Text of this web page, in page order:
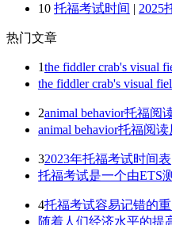
10 托福考试时间 | 2025
热门文章
1the fiddler crab's visual
the fiddler crab's visual
2animal behavior托福阅
animal behavior托福阅
32023年托福考试时间表
托福考试是一个由ETS
4托福考试容易记错的
随着人们经济水平的提